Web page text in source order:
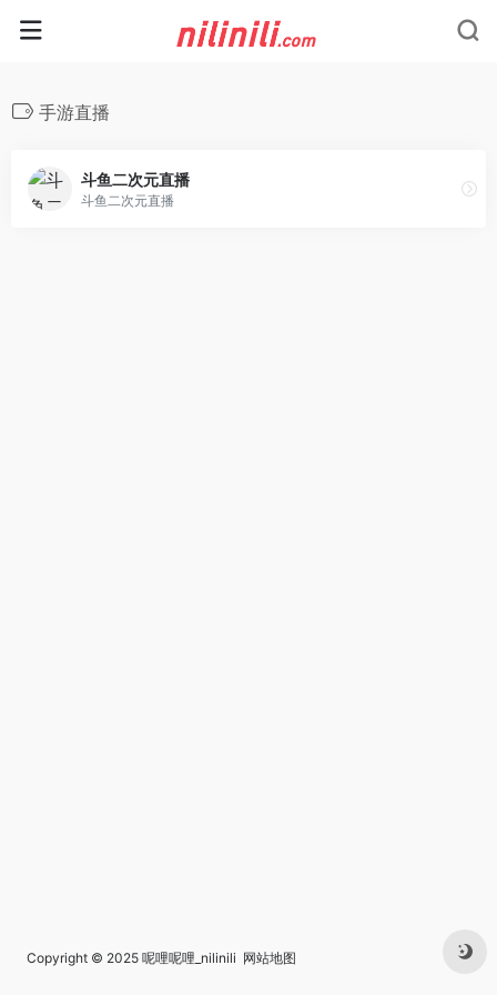
手游直播
斗鱼二次元直播
斗鱼二次元直播
Copyright © 2025 呢哩呢哩_nilinili 网站地图